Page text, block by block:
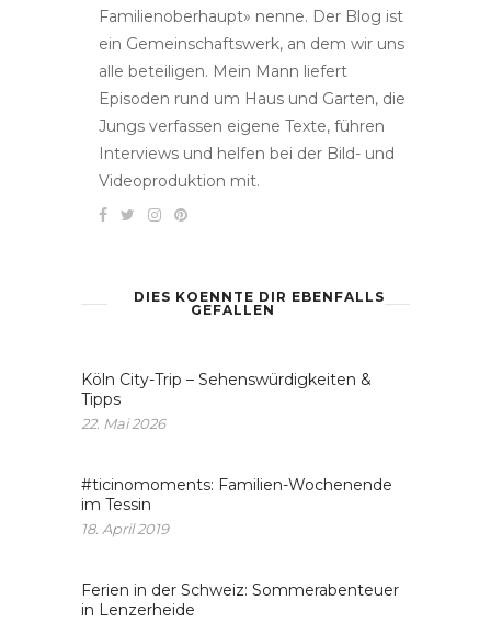
Familienoberhaupt» nenne. Der Blog ist
ein Gemeinschaftswerk, an dem wir uns
alle beteiligen. Mein Mann liefert
Episoden rund um Haus und Garten, die
Jungs verfassen eigene Texte, führen
Interviews und helfen bei der Bild- und
Videoproduktion mit.
DIES KOENNTE DIR EBENFALLS
GEFALLEN
Köln City-Trip – Sehenswürdigkeiten &
Tipps
22. Mai 2026
#ticinomoments: Familien-Wochenende
im Tessin
18. April 2019
Ferien in der Schweiz: Sommerabenteuer
in Lenzerheide